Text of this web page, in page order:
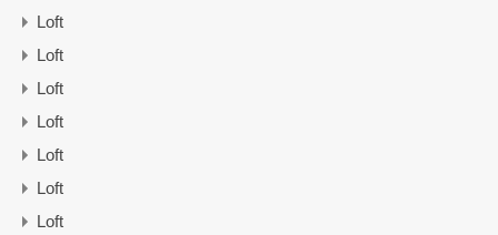
Loft
Loft
Loft
Loft
Loft
Loft
Loft